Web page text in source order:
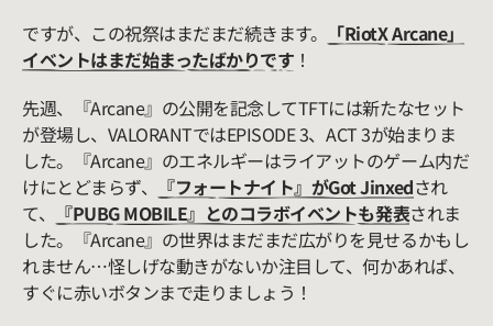
ですが、この祝祭はまだまだ続きます。
「RiotX Arcane」
イベントはまだ始まったばかりです ！
先週、『Arcane』の公開を記念してTFTには新たなセット
が登場し、VALORANTではEPISODE 3、ACT 3が始まりま
した。『Arcane』のエネルギーはライアットのゲーム内だ
けにとどまらず、
『フォートナイト』がGot Jinxedされ
て、
『PUBG MOBILE』とのコラボイベントも発表されま
した。『Arcane』の世界はまだまだ広がりを見せるかもし
れません…怪しげな動きがないか注目して、何かあれば、
すぐに赤いボタンまで走りましょう！